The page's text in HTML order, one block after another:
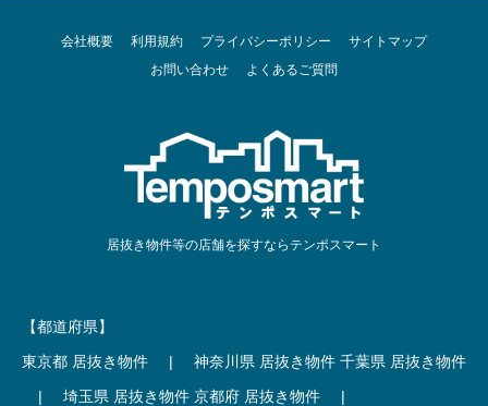
会社概要 利用規約 プライバシーポリシー
サイトマップ
お問い合わせ
よくあるご質問
居抜き物件等の店舗を探すならテンポスマート
【都道府県】
東京都 居抜き物件
| 神奈川県 居抜き物件 千葉県 居抜き物件
|
埼玉県 居抜き物件 京都府 居抜き物件
|